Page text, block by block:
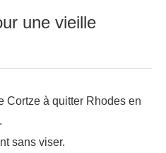
une vieille
Cortze à quitter Rhodes en
sans viser.